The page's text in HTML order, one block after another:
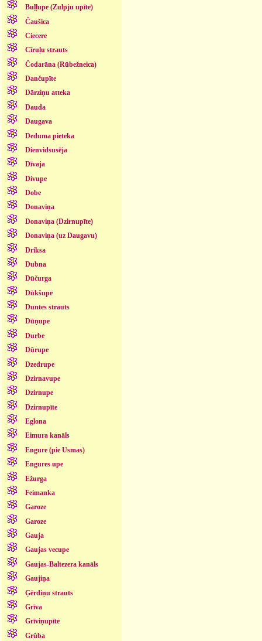
Buļļupe (Zulpju upīte)
Čaušica
Ciecere
Cīruļu strauts
Čodarāna (Rūbežneica)
Dančupīte
Dārziņu atteka
Dauda
Daugava
Deduma pieteka
Dienvidsusēja
Dīvaja
Divupe
Dobe
Donaviņa
Donaviņa (Dzirnupīte)
Donaviņa (uz Daugavu)
Driksa
Dubna
Dūčurga
Dūkšupe
Duntes strauts
Dūņupe
Durbe
Dūrupe
Dzedrupe
Dzirnavupe
Dzirnupe
Dzirnupīte
Eglona
Eimura kanāls
Engure (pie Usmas)
Engures upe
Ežurga
Feimanka
Garoze
Garoze
Gauja
Gaujas vecupe
Gaujas-Baltezera kanāls
Gaujiņa
Ģērdiņu strauts
Grīva
Grīviņupīte
Grūba